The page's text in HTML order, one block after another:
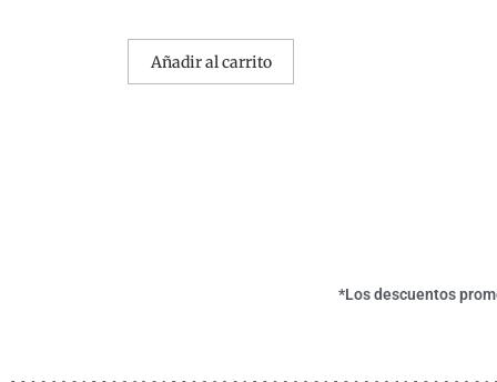
Añadir al carrito
*Los descuentos